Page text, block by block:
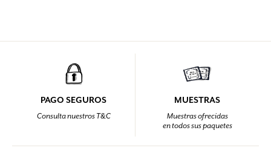
PAGO SEGUROS
Consulta nuestros T&C
MUESTRAS
Muestras ofrecidas
en todos sus paquetes